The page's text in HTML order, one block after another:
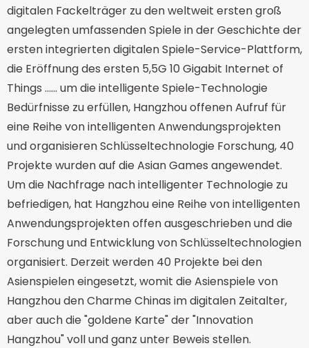
digitalen Fackelträger zu den weltweit ersten groß
angelegten umfassenden Spiele in der Geschichte der
ersten integrierten digitalen Spiele-Service-Plattform,
die Eröffnung des ersten 5,5G 10 Gigabit Internet of
Things ...... um die intelligente Spiele-Technologie
Bedürfnisse zu erfüllen, Hangzhou offenen Aufruf für
eine Reihe von intelligenten Anwendungsprojekten
und organisieren Schlüsseltechnologie Forschung, 40
Projekte wurden auf die Asian Games angewendet.
Um die Nachfrage nach intelligenter Technologie zu
befriedigen, hat Hangzhou eine Reihe von intelligenten
Anwendungsprojekten offen ausgeschrieben und die
Forschung und Entwicklung von Schlüsseltechnologien
organisiert. Derzeit werden 40 Projekte bei den
Asienspielen eingesetzt, womit die Asienspiele von
Hangzhou den Charme Chinas im digitalen Zeitalter,
aber auch die "goldene Karte" der "Innovation
Hangzhou" voll und ganz unter Beweis stellen.